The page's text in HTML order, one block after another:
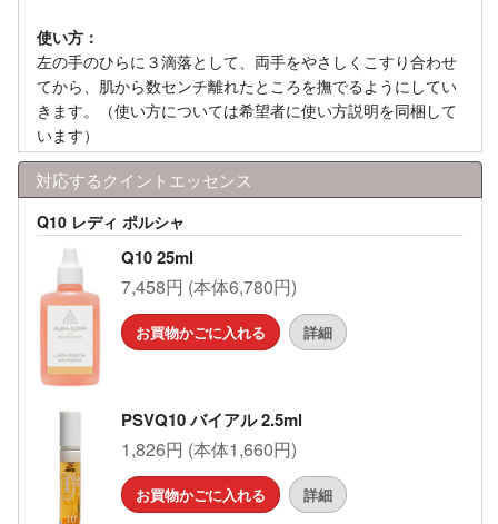
使い方：
左の手のひらに３滴落として、両手をやさしくこすり合わせ
てから、肌から数センチ離れたところを撫でるようにしてい
きます。（使い方については希望者に使い方説明を同梱して
います）
対応するクイントエッセンス
Q10 レディ ポルシャ
Q10 25ml
7,458円 (本体6,780円)
お買物かごに入れる 詳細
PSVQ10 バイアル 2.5ml
1,826円 (本体1,660円)
お買物かごに入れる 詳細